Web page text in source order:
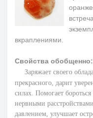
вкраплениями.
Свойства обобщенно:
Заряжает своего
прекрасного, дарит
силах. Помогает
нервными
давлением, улучшает